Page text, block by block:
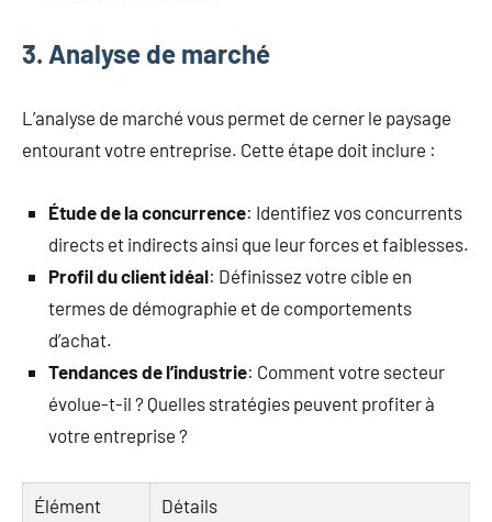
3. Analyse de marché
L’analyse de marché vous permet de cerner le paysage
entourant votre entreprise. Cette étape doit inclure :
Étude de la concurrence: Identifiez vos concurrents
directs et indirects ainsi que leur forces et faiblesses.
Profil du client idéal: Définissez votre cible en
termes de démographie et de comportements
d’achat.
Tendances de l’industrie: Comment votre secteur
évolue-t-il ? Quelles stratégies peuvent profiter à
votre entreprise ?
Élément Détails